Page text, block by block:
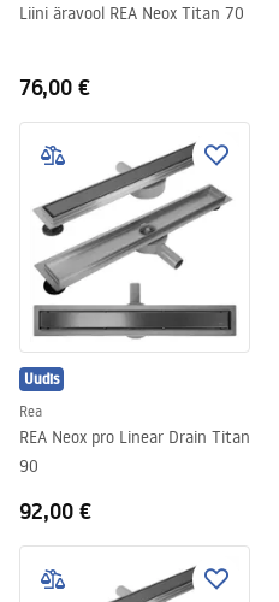
Liini äravool REA Neox Titan 70
76,00 €
Uudis
Rea
REA Neox pro Linear Drain Titan
90
92,00 €